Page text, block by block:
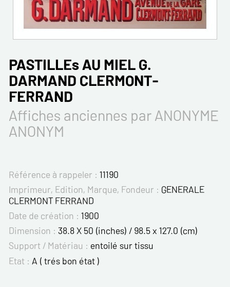
PASTILLEs AU MIEL G.
DARMAND CLERMONT-
FERRAND
Affiches anciennes par ANONYME
ANONYM
Référence à rappeler : 11190
Imprimeur, Edition, Marque, Fondeur : GENERALE
CLERMONT FERRAND
Date de création : 1900
Dimension : 38.8 X 50 (inches) / 98.5 x 127.0 (cm)
Support / Matériau : entoilé sur tissu
Etat : A ( trés bon état )